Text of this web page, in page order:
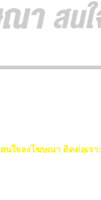
สนใจลงโฆษณา ติดต่อเรา: